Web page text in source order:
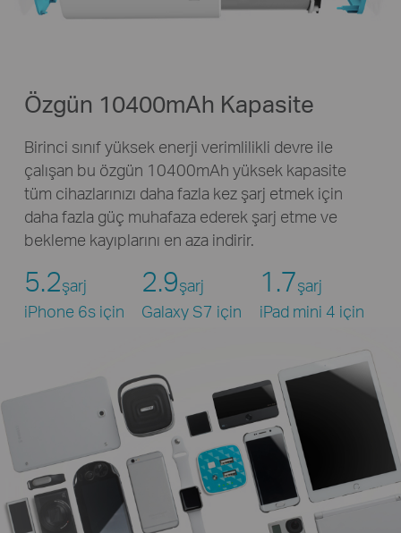
Özgün 10400mAh Kapasite
Birinci sınıf yüksek enerji verimlilikli devre ile
çalışan bu özgün 10400mAh yüksek kapasite
tüm cihazlarınızı daha fazla kez şarj etmek için
daha fazla güç muhafaza ederek şarj etme ve
bekleme kayıplarını en aza indirir.
5.2şarj
iPhone 6s için
2.9şarj
Galaxy S7 için
1.7şarj
iPad mini 4 için